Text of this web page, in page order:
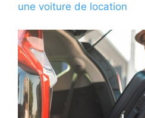
une voiture de location